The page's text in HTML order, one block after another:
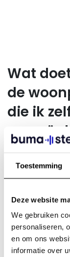
Toestemming
Deze website
We gebruiken
personaliseren,
en om ons
informatie over
Wat
de
die ik
en
dat wij geldige
hebben en
van de zuster in